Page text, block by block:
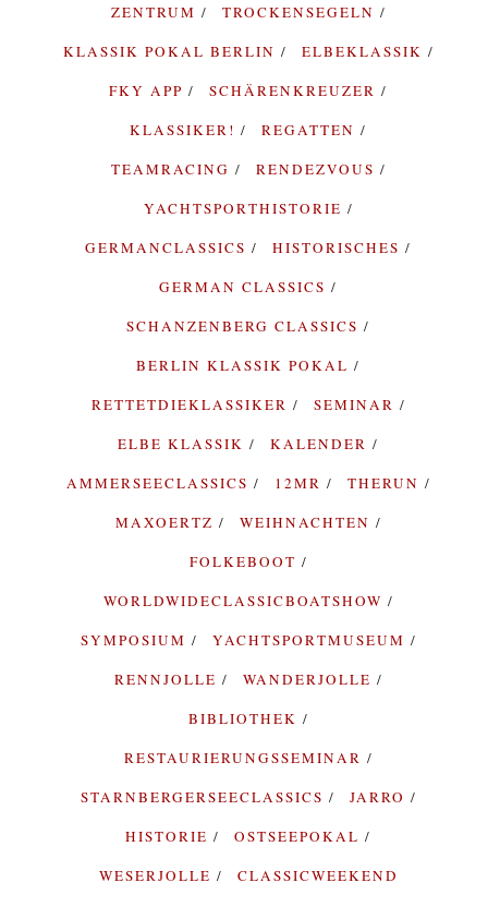
ZENTRUM
TROCKENSEGELN
KLASSIK POKAL BERLIN
ELBEKLASSIK
FKY APP
SCHÄRENKREUZER
KLASSIKER!
REGATTEN
TEAMRACING
RENDEZVOUS
YACHTSPORTHISTORIE
GERMANCLASSICS
HISTORISCHES
GERMAN CLASSICS
SCHANZENBERG CLASSICS
BERLIN KLASSIK POKAL
RETTETDIEKLASSIKER
SEMINAR
ELBE KLASSIK
KALENDER
AMMERSEECLASSICS
12MR
THERUN
MAXOERTZ
WEIHNACHTEN
FOLKEBOOT
WORLDWIDECLASSICBOATSHOW
SYMPOSIUM
YACHTSPORTMUSEUM
RENNJOLLE
WANDERJOLLE
BIBLIOTHEK
RESTAURIERUNGSSEMINAR
STARNBERGERSEECLASSICS
JARRO
HISTORIE
OSTSEEPOKAL
WESERJOLLE
CLASSICWEEKEND